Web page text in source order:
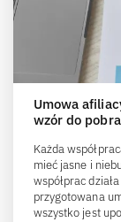
Umowa
wzór do
Każda
mieć jasne i
współprac
przygotowana
wszystko jest